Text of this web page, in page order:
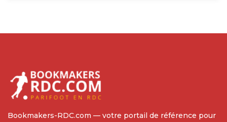
Bookmakers-RDC.com — votre portail de référence pour